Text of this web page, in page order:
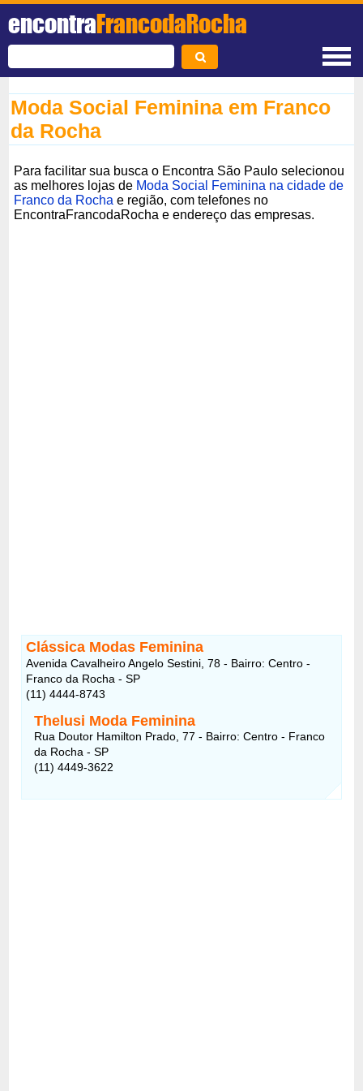
encontraFrancodaRocha
Moda Social Feminina em Franco
da Rocha
Para facilitar sua busca o Encontra São Paulo selecionou
as melhores lojas de Moda Social Feminina na cidade de
Franco da Rocha e região, com telefones no
EncontraFrancodaRocha e endereço das empresas.
Clássica Modas Feminina
Avenida Cavalheiro Angelo Sestini, 78 - Bairro: Centro -
Franco da Rocha - SP
(11) 4444-8743
Thelusi Moda Feminina
Rua Doutor Hamilton Prado, 77 - Bairro: Centro - Franco
da Rocha - SP
(11) 4449-3622